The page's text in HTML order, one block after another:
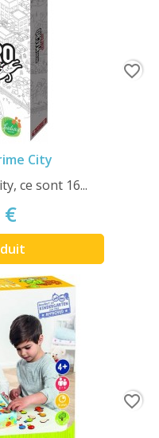
City
ce sont 16...
favorite_border
favorite_border